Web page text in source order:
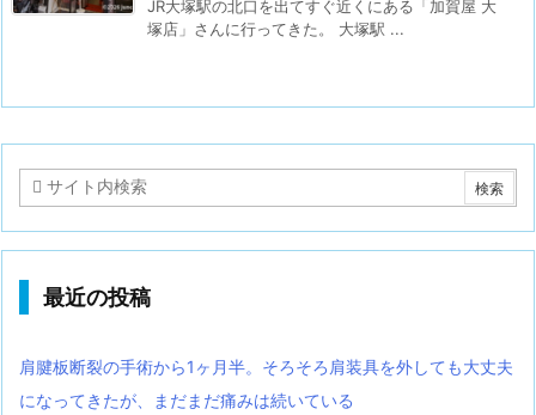
JR大塚駅の北口を出てすぐ近くにある「加賀屋 大
塚店」さんに行ってきた。 大塚駅 ...
最近の投稿
肩腱板断裂の手術から1ヶ月半。そろそろ肩装具を外しても大丈夫
になってきたが、まだまだ痛みは続いている